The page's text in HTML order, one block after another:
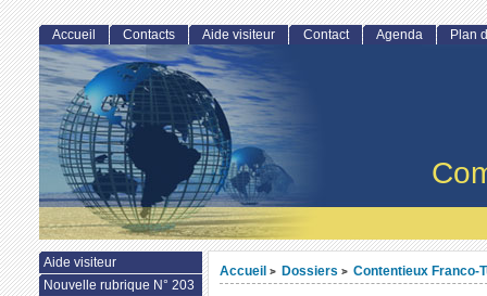
Accueil > Dossiers > Contentieux Franco-
Accueil Contacts Aide visiteur Contact Agenda Plan
Aide visiteur
Nouvelle rubrique N° 203